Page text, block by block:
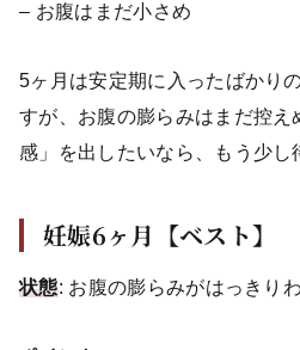
– お腹はまだ小さめ
5ヶ月は安定期に入ったばかり
すが、お腹の膨らみはまだ控え
感」を出したいなら、もう少し
妊娠6ヶ月【ベスト】
状態: お腹の膨らみがはっきり